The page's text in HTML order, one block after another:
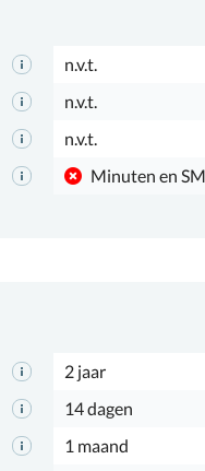
n.v.t.
n.v.t.
n.v.t.
Minuten en
2 jaar
14 dagen
1 maand